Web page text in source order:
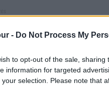
- Do Not Process My
to opt-out of the sale,
information for targeted
your selection. Please note that